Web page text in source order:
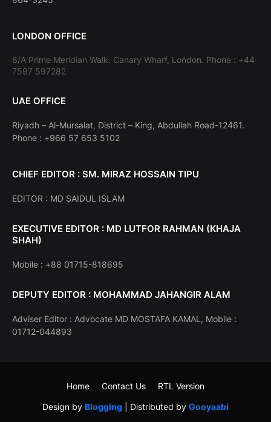
LONDON OFFICE
8/A Prime Meridian Walk. Canary Wharf, London. Phone : +44
7597 597282
UAE OFFICE
Riyadh – Al-Mursalat, District – King, Abdullah Road-12461.
Phone : +966 57 653 5102
CHIEF EDITOR : SM. MIRAZ HOSSAIN TIPU
EDITOR : MD SAIDUL ISLAM
EXECUTIVE EDITOR : MD LUTFOR RAHMAN (KHAJA
SHAH)
Mobile : +88 01715-818695
DEPUTY EDITOR : MOHAMMAD JAHANGIR ALAM
Adviser Editor : Advocate MD MOSTAFA KAMAL, Mobile :
01712-044893
Design by Blogging | Distributed by Gooyaabi
Home Contact Us RTL Version